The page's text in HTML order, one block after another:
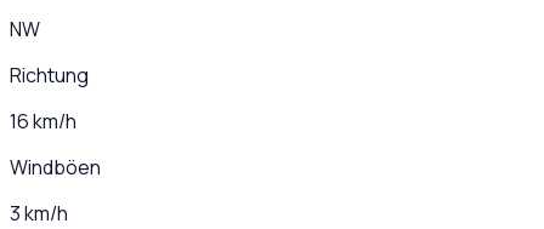
NW
Richtung
16 km/h
Windböen
3 km/h